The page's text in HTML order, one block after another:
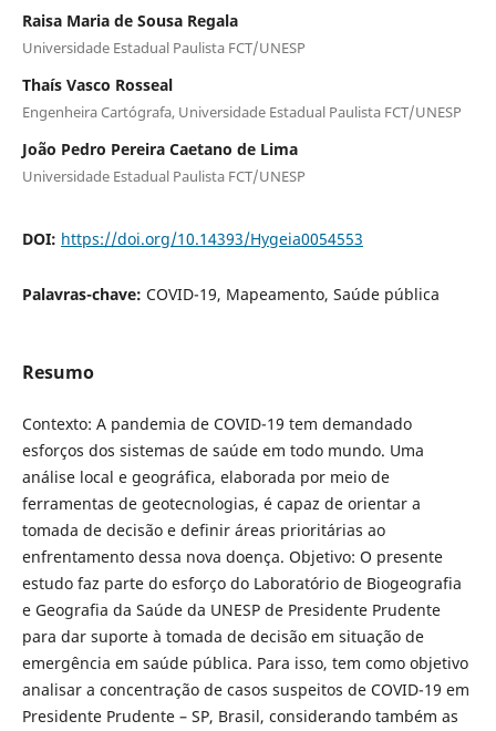
Raisa Maria de Sousa Regala
Universidade Estadual Paulista FCT/UNESP
Thaís Vasco Rosseal
Engenheira Cartógrafa, Universidade Estadual Paulista FCT/UNESP
João Pedro Pereira Caetano de Lima
Universidade Estadual Paulista FCT/UNESP
DOI: https://doi.org/10.14393/Hygeia0054553
Palavras-chave: COVID-19, Mapeamento, Saúde pública
Resumo
Contexto: A pandemia de COVID-19 tem demandado
esforços dos sistemas de saúde em todo mundo. Uma
análise local e geográfica, elaborada por meio de
ferramentas de geotecnologias, é capaz de orientar a
tomada de decisão e definir áreas prioritárias ao
enfrentamento dessa nova doença. Objetivo: O presente
estudo faz parte do esforço do Laboratório de Biogeografia
e Geografia da Saúde da UNESP de Presidente Prudente
para dar suporte à tomada de decisão em situação de
emergência em saúde pública. Para isso, tem como objetivo
analisar a concentração de casos suspeitos de COVID-19 em
Presidente Prudente – SP, Brasil, considerando também as